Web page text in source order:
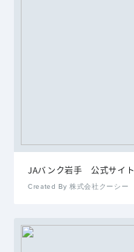
JAバンク岩手 公式サイト
Created By 株式会社クーシー